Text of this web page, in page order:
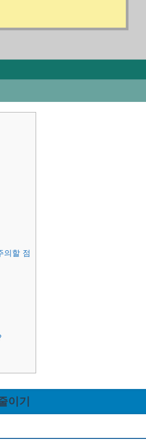
의할 점
이기